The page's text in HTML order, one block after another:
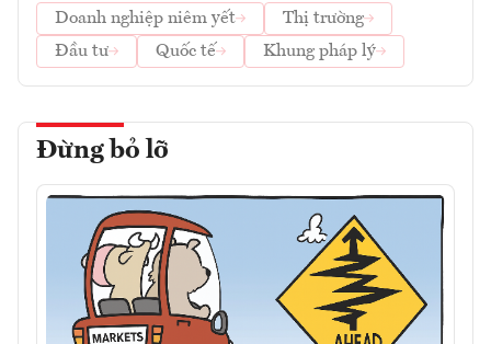
Doanh nghiệp niêm yết
Thị trường
Đầu tư
Quốc tế Khung pháp lý
Đừng bỏ lỡ